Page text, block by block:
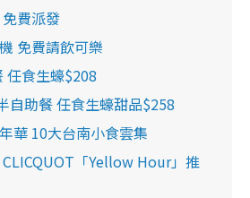
費派發
免費請飲可樂
任食生蠔$208
自助餐 任食生蠔甜品$258
華 10大台南小食雲集
CLICQUOT「Yellow Hour」推